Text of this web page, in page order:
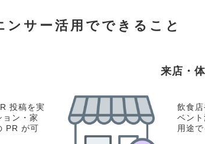
ンサー活用でできること
投稿を実
ン・家
PR が可
来店・
飲食
ベン
用途